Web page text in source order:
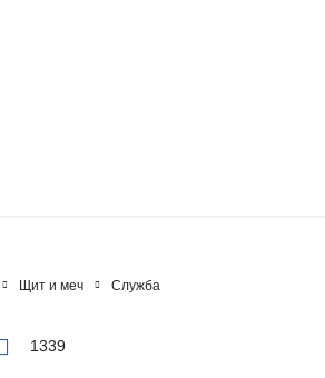
Щит и меч Служба
1339